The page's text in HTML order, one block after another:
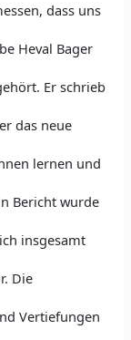
dass uns
Heval Bager
Er schrieb
das neue
lernen und
Bericht wurde
insgesamt
Die
Vertiefungen